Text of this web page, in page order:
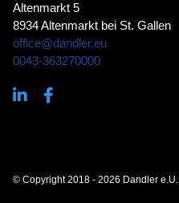
Altenmarkt 5
8934 Altenmarkt bei St. Gallen
office@dandler.eu
0043-363270000
© Copyright 2018 - 2026 Dandler e.U.